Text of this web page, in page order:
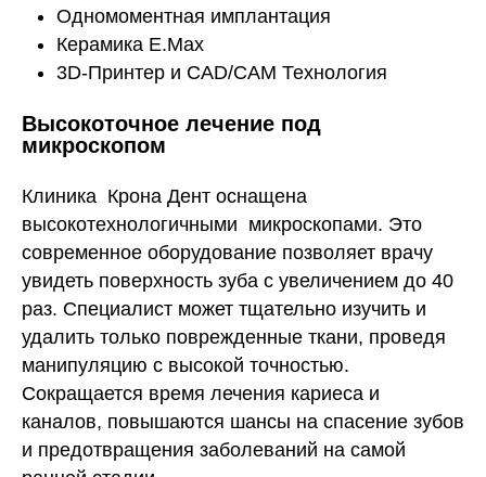
Одномоментная имплантация
Керамика E.Max
3D-Принтер и CAD/CAM Технология
Высокоточное лечение под
микроскопом
Клиника Крона Дент оснащена
высокотехнологичными микроскопами. Это
современное оборудование позволяет врачу
увидеть поверхность зуба с увеличением до 40
раз. Специалист может тщательно изучить и
удалить только поврежденные ткани, проведя
манипуляцию с высокой точностью.
Сокращается время лечения кариеса и
каналов, повышаются шансы на спасение зубов
и предотвращения заболеваний на самой